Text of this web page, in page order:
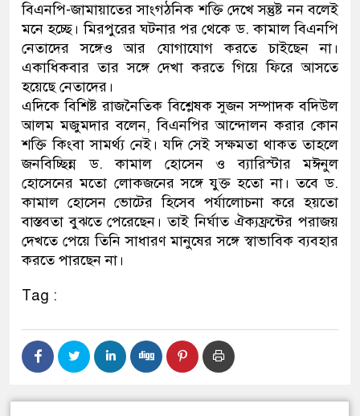
বিএনপি-জামায়াতের সাংগঠনিক শক্তি দেখে সন্তুষ্ট নন বলেই
মনে হচ্ছে। মিরপুরের ঘটনার পর থেকে ড. কামাল বিএনপি
নেতাদের সঙ্গেও আর যোগাযোগ করতে চাইছেন না।
একাধিকবার তার সঙ্গে দেখা করতে গিয়ে ফিরে আসতে
হয়েছে নেতাদের।
এদিকে বিশিষ্ট রাজনৈতিক বিশ্লেষক সুজন সম্পাদক বদিউল
আলম মজুমদার বলেন, বিএনপির আন্দোলন করার কোন
শক্তি কিংবা সামর্থ্য নেই। যদি সেই সক্ষমতা থাকত তাহলে
জনবিচ্ছিন্ন ড. কামাল হোসেন ও ব্যারিস্টার মঈনুল
হোসেনের মতো লোকজনের সঙ্গে যুক্ত হতো না। তবে ড.
কামাল হোসেন ভোটের হিসেব পর্যালোচনা করে হয়তো
বাস্তবতা বুঝতে পেরেছেন। তাই নির্ঘাত ঐক্যফ্রন্টের পরাজয়
দেখতে পেয়ে তিনি সাধারণ মানুষের সঙ্গে স্বাভাবিক ব্যবহার
করতে পারছেন না।
Tag :